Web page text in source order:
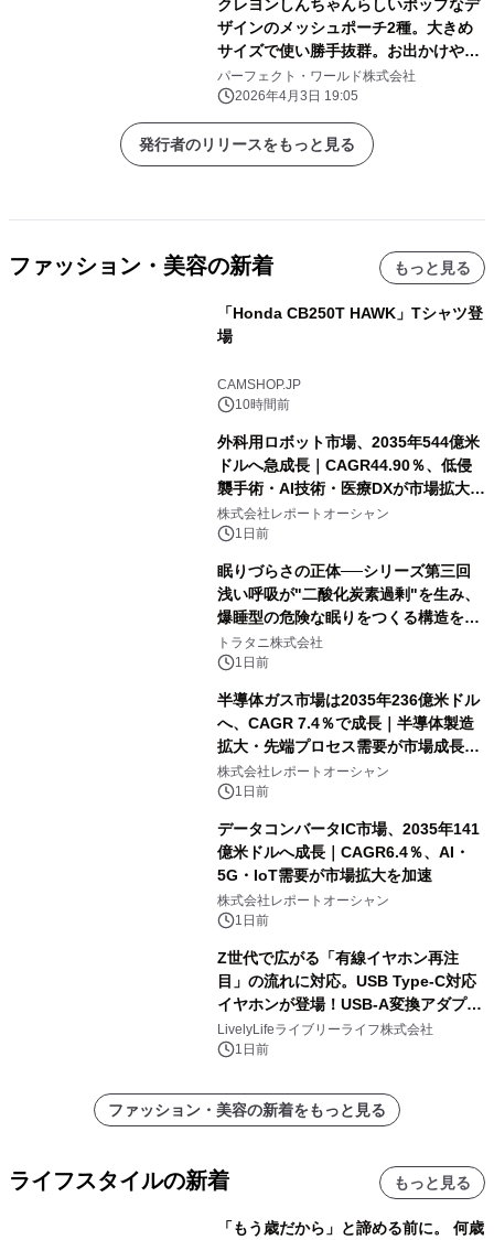
クレヨンしんちゃんらしいポップなデ
ザインのメッシュポーチ2種。大きめ
サイズで使い勝手抜群。お出かけや旅
行にぜひ！
パーフェクト・ワールド株式会社
2026年4月3日 19:05
発行者のリリースをもっと見る
ファッション・美容の新着 もっと見る
「Honda CB250T HAWK」Tシャツ登
場
CAMSHOP.JP
10時間前
外科用ロボット市場、2035年544億米
ドルへ急成長｜CAGR44.90％、低侵
襲手術・AI技術・医療DXが市場拡大を
牽引
株式会社レポートオーシャン
1日前
眠りづらさの正体──シリーズ第三回
浅い呼吸が"二酸化炭素過剰"を生み、
爆睡型の危険な眠りをつくる構造を解
説
トラタニ株式会社
1日前
半導体ガス市場は2035年236億米ドル
へ、CAGR 7.4％で成長｜半導体製造
拡大・先端プロセス需要が市場成長を
加速
株式会社レポートオーシャン
1日前
データコンバータIC市場、2035年141
億米ドルへ成長｜CAGR6.4％、AI・
5G・IoT需要が市場拡大を加速
株式会社レポートオーシャン
1日前
Z世代で広がる「有線イヤホン再注
目」の流れに対応。USB Type-C対応
イヤホンが登場！USB-A変換アダプタ
ー付きでスマホからパソコンまで幅広
く活用可能
LivelyLifeライブリーライフ株式会社
1日前
ファッション・美容の新着をもっと見る
ライフスタイルの新着 もっと見る
「もう歳だから」と諦める前に。 何歳